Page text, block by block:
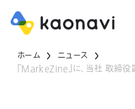
ホーム
ニュース
『MarkeZine』に、当社 取締